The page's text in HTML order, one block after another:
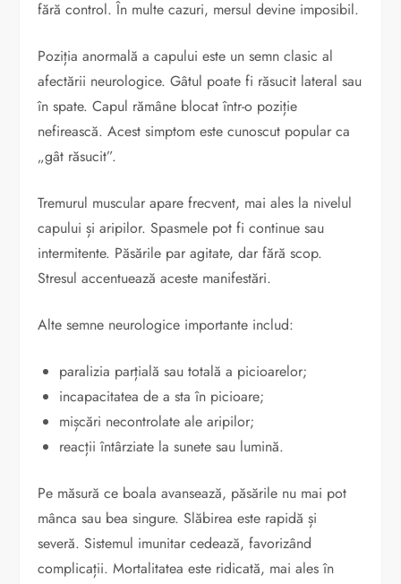
fără control. În multe cazuri, mersul devine imposibil.
Poziția anormală a capului este un semn clasic al
afectării neurologice. Gâtul poate fi răsucit lateral sau
în spate. Capul rămâne blocat într-o poziție
nefirească. Acest simptom este cunoscut popular ca
„gât răsucit”.
Tremurul muscular apare frecvent, mai ales la nivelul
capului și aripilor. Spasmele pot fi continue sau
intermitente. Păsările par agitate, dar fără scop.
Stresul accentuează aceste manifestări.
Alte semne neurologice importante includ:
paralizia parțială sau totală a picioarelor;
incapacitatea de a sta în picioare;
mișcări necontrolate ale aripilor;
reacții întârziate la sunete sau lumină.
Pe măsură ce boala avansează, păsările nu mai pot
mânca sau bea singure. Slăbirea este rapidă și
severă. Sistemul imunitar cedează, favorizând
complicații. Mortalitatea este ridicată, mai ales în